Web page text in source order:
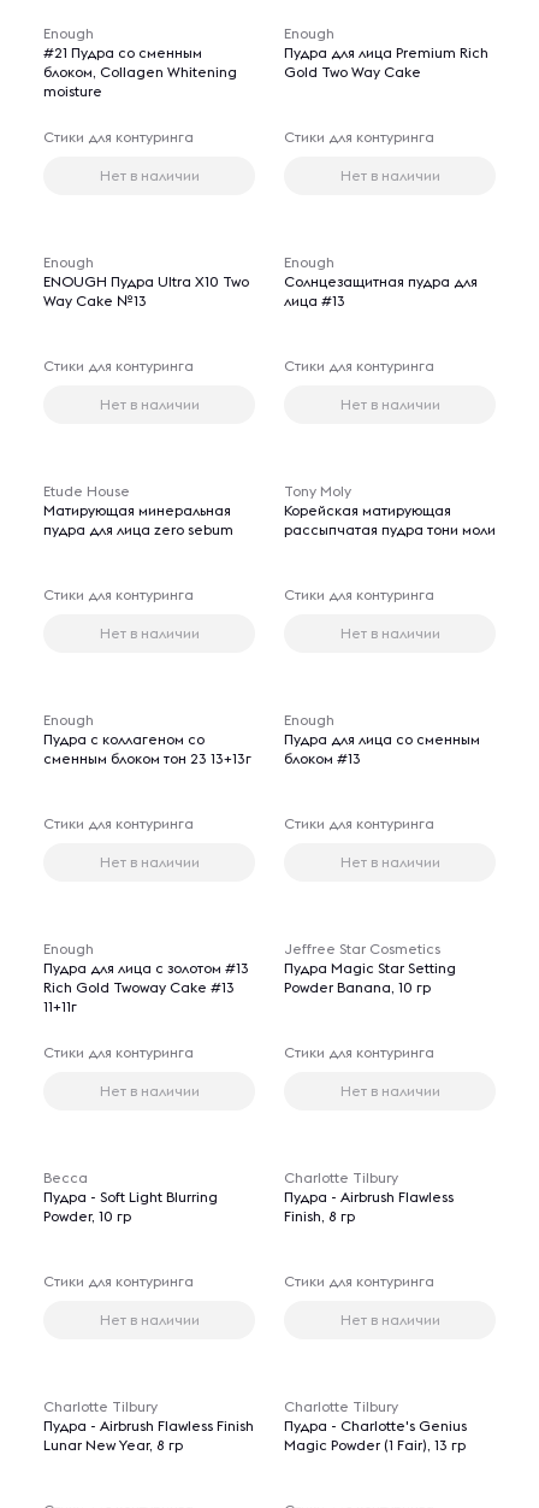
Enough
#21 Пудра со сменным
блоком, Collagen Whitening
moisture
Стики для контуринга
Нет в наличии
Enough
Пудра для лица Premium Rich
Gold Two Way Cake
Стики для контуринга
Нет в наличии
Enough
ENOUGH Пудра Ultra X10 Two
Way Cake №13
Стики для контуринга
Нет в наличии
Enough
Солнцезащитная пудра для
лица #13
Стики для контуринга
Нет в наличии
Etude House
Матирующая минеральная
пудра для лица zero sebum
Стики для контуринга
Нет в наличии
Tony Moly
Корейская матирующая
рассыпчатая пудра тони моли
Стики для контуринга
Нет в наличии
Enough
Пудра с коллагеном со
сменным блоком тон 23 13+13г
Стики для контуринга
Нет в наличии
Enough
Пудра для лица со сменным
блоком #13
Стики для контуринга
Нет в наличии
Enough
Пудра для лица с золотом #13
Rich Gold Twoway Cake #13
11+11г
Стики для контуринга
Нет в наличии
Jeffree Star Cosmetics
Пудра Magic Star Setting
Powder Banana, 10 гр
Стики для контуринга
Нет в наличии
Becca
Пудра - Soft Light Blurring
Powder, 10 гр
Стики для контуринга
Нет в наличии
Charlotte Tilbury
Пудра - Airbrush Flawless
Finish, 8 гр
Стики для контуринга
Нет в наличии
Charlotte Tilbury
Пудра - Airbrush Flawless Finish
Lunar New Year, 8 гр
Charlotte Tilbury
Пудра - Charlotte's Genius
Magic Powder (1 Fair), 13 гр